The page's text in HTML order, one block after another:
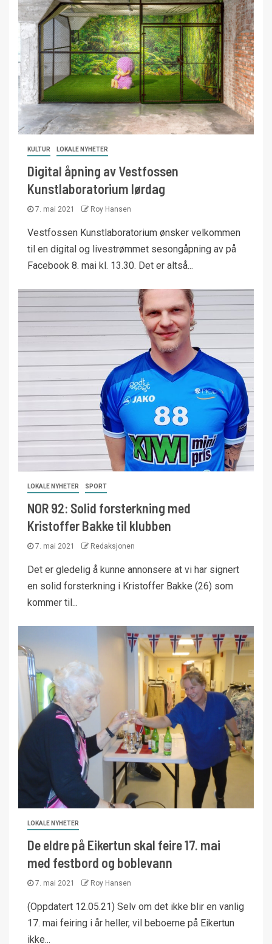
KULTUR LOKALE NYHETER
Digital åpning av Vestfossen
Kunstlaboratorium lørdag
7. mai 2021 Roy Hansen
Vestfossen Kunstlaboratorium ønsker velkommen
til en digital og livestrømmet sesongåpning av på
Facebook 8. mai kl. 13.30. Det er altså...
LOKALE NYHETER SPORT
NOR 92: Solid forsterkning med
Kristoffer Bakke til klubben
7. mai 2021 Redaksjonen
Det er gledelig å kunne annonsere at vi har signert
en solid forsterkning i Kristoffer Bakke (26) som
kommer til...
LOKALE NYHETER
De eldre på Eikertun skal feire 17. mai
med festbord og boblevann
7. mai 2021 Roy Hansen
(Oppdatert 12.05.21) Selv om det ikke blir en vanlig
17. mai feiring i år heller, vil beboerne på Eikertun
ikke...